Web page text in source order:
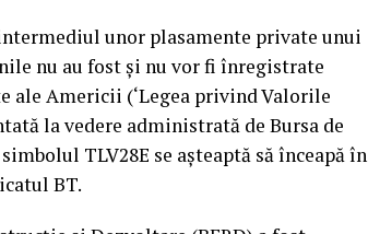
unor plasamente private unui
nu au fost şi nu vor fi înregistrate
Americii (‘Legea privind Valorile
la vedere administrată de Bursa de
TLV28E se aşteaptă să înceapă în
BT.